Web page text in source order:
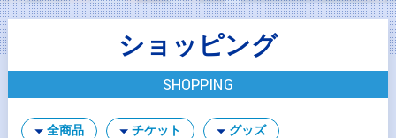
ショッピング
SHOPPING
全商品 チケット グッズ